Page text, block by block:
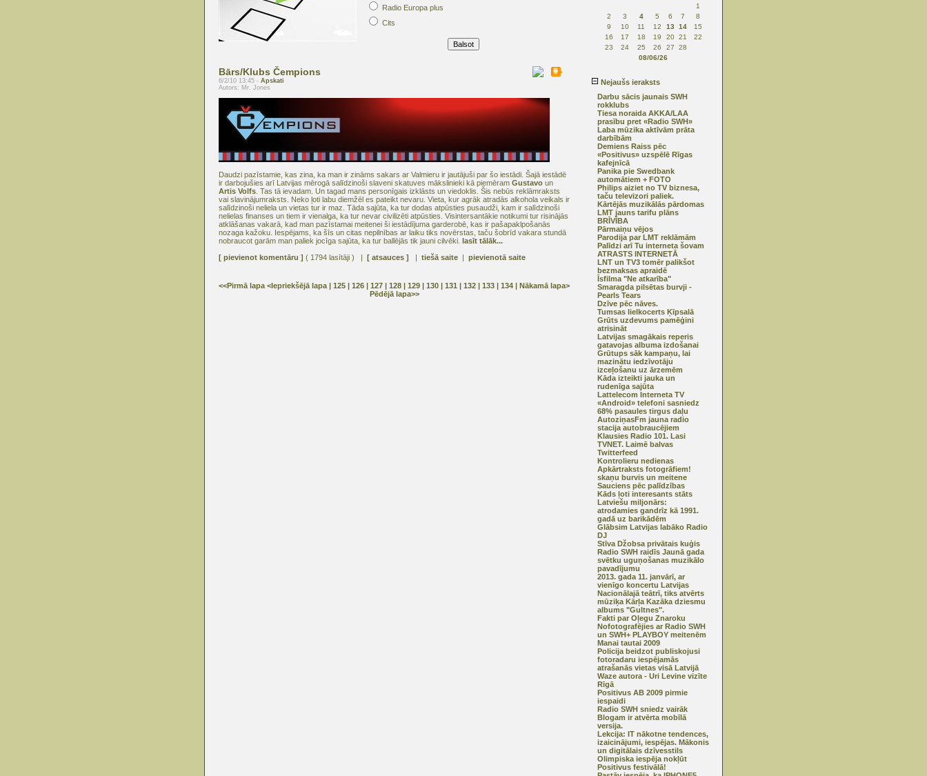
Radio Europa plus
Cits
Bārs/Klubs Čempions
6/2/10 13:45 - Apskati
Autors: Mr. Jones
Daudzi pazīstamie, kas zina, ka man ir zināms sakars ar Valmieru ir jautājuši par šo iestādi. Šajā iestādē
ir darbojušies arī Latvijas mērogā salīdzinoši slaveni skatuves mākslinieki kā piemēram Gustavo un
Artis Volfs . Tas tā ievadam. Un tagad mans personīgais izklāsts un viedoklis. Šis nebūs reklāmraksts
vai slavinājumraksts. Neko ļoti labu diemžēl es pateikt nevaru. Vieta, kur agrāk atradās alkohola veikals ir
salīdzinoši neliela un vietas tur ir maz. Tāda sajūta, ka tur dodas atpūsties pusaudži, kam ir salīdzinoši
nelielas finanses un tiem ir vienalga, ka tur nevar civilizēti atpūsties. Visintersantākie notikumi tur risinājās
atklāšanas vakarā, kad man pazīstamai meitenei ši iestādījuma garderobē, kas ir pašapaklpošanās
nozaga kažoku. Iespējams, ka šīs un citas nepilnības ar laiku tiks novērstas, taču šobrīd vakara stundā
nobraucot garām man paliek jocīga sajūta, ka tur ballējās tik jauni cilvēki. lasīt tālāk...
[ pievienot komentāru ] ( 1794 lasītāji ) | [ atsauces ] | tiešā saite | pievienotā saite
<<Pirmā lapa <Iepriekšējā lapa | 125 | 126 | 127 | 128 | 129 | 130 | 131 | 132 | 133 | 134 | Nākamā lapa>
Pēdējā lapa>>
1
2
3 4 5 6 7
8
9
10 11 12 13 14
15
16
17 18 19 20 21
22
23
24 25 26 27
28
08/06/26
Nejaušs ieraksts
Darbu sācis jaunais SWH
rokklubs
Tiesa noraida AKKA/LAA
prasību pret «Radio SWH»
Laba mūzika aktīvām prāta
darbībām
Demiens Raiss pēc
«Positivus» uzspēlē Rīgas
kafejnīcā
Panika pie Swedbank
automātiem + FOTO
Philips aiziet no TV biznesa,
taču televizori paliek.
Kārtējās muzikālās pārdomas
LMT jauns tarifu plāns
BRĪVĪBA
Pārmaiņu vējos
Parodija par LMT reklāmām
Palīdzi arī Tu interneta šovam
ATRASTS INTERNETĀ
LNT un TV3 tomēr palikšot
bezmaksas apraidē
Īsfilma "Ne atkarība"
Smaragda pilsētas burvji -
Pearls Tears
Dzīve pēc nāves.
Tumsas lielkocerts Ķīpsalā
Grūts uzdevums pamēģini
atrisināt
Latvijas smagākais reperis
gatavojas albuma izdošanai
Grūtups sāk kampaņu, lai
mazinātu iedzīvotāju
izceļošanu uz ārzemēm
Kāda izteikti jauka un
rudenīga sajūta
Lattelecom Interneta TV
«Android» telefoni sasniedz
68% pasaules tirgus daļu
AutoziņasFm jauna radio
stacija autobraucējiem
Klausies Radio 101. Lasi
TVNET. Laimē balvas
Twitterfeed
Kontrolieru nedienas
Apkārtraksts fotogrāfiem!
skaņu burvis un meitene
Sauciens pēc palīdzības
Kāds ļoti interesants stāts
Latviešu miljonārs:
atrodamies gandrīz kā 1991.
gadā uz barikādēm
Glābsim Latvijas labāko Radio
DJ
Stīva Džobsa privātais kuģis
Radio SWH raidīs Jaunā gada
svētku uguņošanas muzikālo
pavadījumu
2013. gada 11. janvārī, ar
vienīgo koncertu Latvijas
Nacionālajā teātrī, tiks atvērts
mūziķa Kārļa Kazāka dziesmu
albums "Gultnes".
Fakti par Oļegu Znaroku
Nofotografējies ar Radio SWH
un SWH+ PLAYBOY meitenēm
Manai tautai 2009
Policija beidzot publiskojusi
fotoradaru iespējamās
atrašanās vietas visā Latvijā
Waze autora - Uri Levine vizīte
Rīgā
Positivus AB 2009 pirmie
iespaidi
Radio SWH sniedz vairāk
Blogam ir atvērta mobīlā
versija.
Lekcija: IT nākotne tendences,
izaicinājumi, iespējas. Mākonis
un digitālais dzīvesstils
Olimpiska iespēja nokļūt
Positivus festivālā!